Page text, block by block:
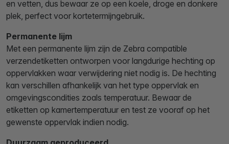
en vetten, dus bewaar ze op een koele, droge en donkere
plek, perfect voor kortetermijngebruik.
Permanente lijm
Met een permanente lijm zijn de Zebra compatible
verzendetiketten ontworpen voor langdurige hechting op
oppervlakken waar verwijdering niet nodig is. De hechting
kan verschillen afhankelijk van het type oppervlak en
omgevingscondities zoals temperatuur. Bewaar de
etiketten op kamertemperatuur en test ze vooraf op het
gewenste oppervlak indien nodig.